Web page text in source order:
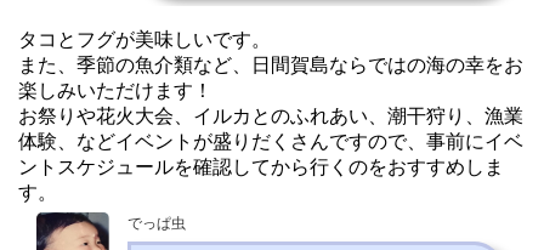
タコとフグが美味しいです。
また、季節の魚介類など、日間賀島ならではの海の幸をお
楽しみいただけます！
お祭りや花火大会、イルカとのふれあい、潮干狩り、漁業
体験、などイベントが盛りだくさんですので、事前にイベ
ントスケジュールを確認してから行くのをおすすめしま
す。
でっぱ虫